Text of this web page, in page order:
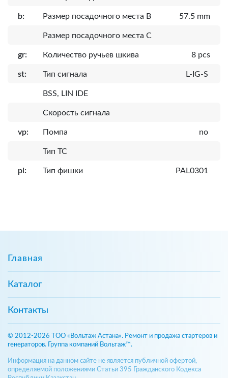
b: Размер посадочного места B 57.5 mm
Размер посадочного места C
gr: Количество ручьев шкива 8 pcs
st: Тип сигнала L-IG-S
BSS, LIN IDE
Скорость сигнала
vp: Помпа no
Тип ТС
pl: Тип фишки PAL0301
Главная
Каталог
Контакты
© 2012-2026 ТОО «Вольтаж Астана». Ремонт и продажа стартеров и
генераторов. Группа компаний Вольтаж™.
Информация на данном сайте не является публичной офертой,
определяемой положениями Статьи 395 Гражданского Кодекса